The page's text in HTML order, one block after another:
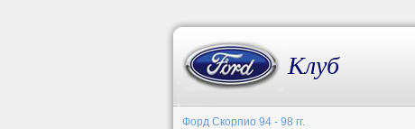
Клуб
Форд Скорпио 94 - 98 гг.